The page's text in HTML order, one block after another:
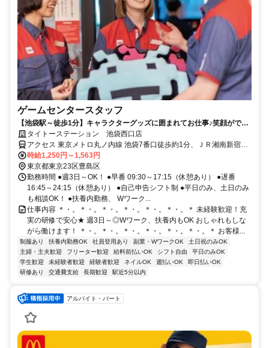
ゲームセンタースタッフ
【池袋駅～徒歩1分】キャラクターグッズに囲まれてお仕事♪笑顔ができ
ればOK★＜日払いOK＞
タイトーステーション 池袋西口店
アクセス 東京メトロ丸ノ内線 池袋7番口徒歩約1分、ＪＲ湘南新宿ラ
イン 池袋7番口徒歩約1分、東京メトロ副都心線 池袋7番口徒歩約1分
時給1,250円～1,563円
東京都東京23区豊島区
勤務時間 ●週3日～OK！ ●早番 09:30～17:15（休憩あり） ●遅番
16:45～24:15（休憩あり） ●自己申告シフト制 ●平日のみ、土日のみ
も相談OK！ ●扶養内勤務、 Wワーク...
仕事内容 ＊・。＊・。＊・。＊・。＊・。＊・。＊ 未経験歓迎！充
実の研修で安心★ 週3日～◎Wワーク、扶養内もOK おしゃれもしな
がら働けます！ ＊・。＊・。＊・。＊・。＊・。＊・。＊ お客様...
制服あり 扶養内勤務OK 社員登用あり 副業・WワークOK
土日祝のみOK
主婦・主夫歓迎
フリーター歓迎 給料前払いOK シフト自由
平日のみOK
学生歓迎
未経験者歓迎 経験者歓迎 ネイルOK 週払いOK
即日払いOK
研修あり
交通費支給 長期歓迎 駅近5分以内
アルバイト・パート